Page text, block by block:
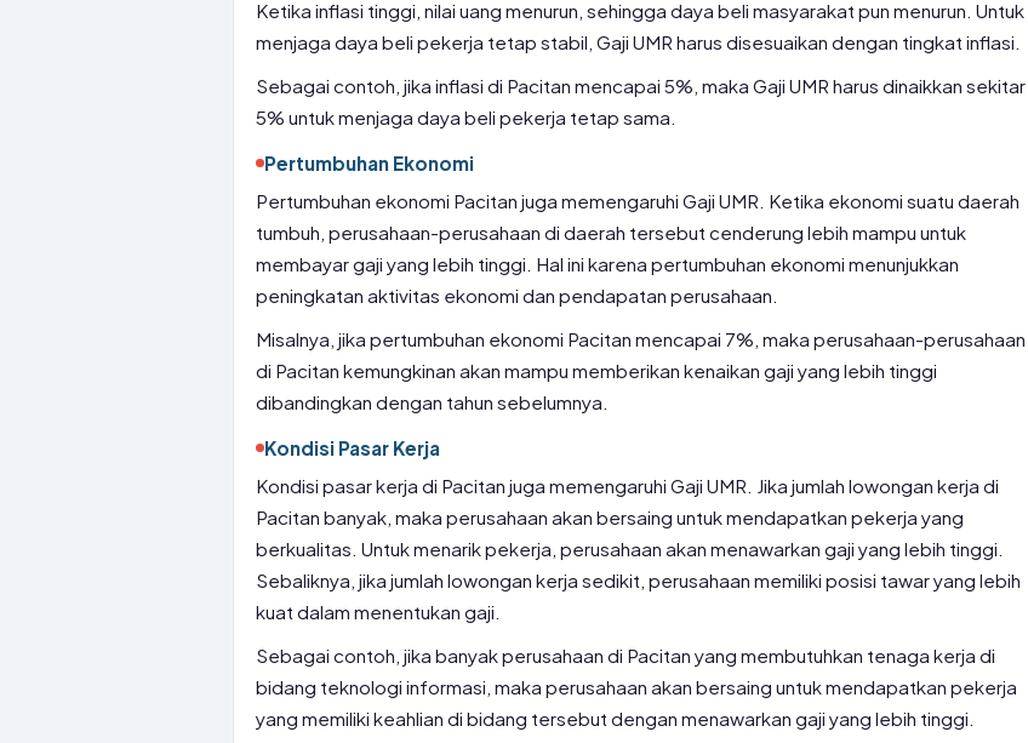
Ketika inflasi tinggi, nilai uang menurun, sehingga daya beli masyarakat pun menurun. Untuk
menjaga daya beli pekerja tetap stabil, Gaji UMR harus disesuaikan dengan tingkat inflasi.
Sebagai contoh, jika inflasi di Pacitan mencapai 5%, maka Gaji UMR harus dinaikkan sekitar
5% untuk menjaga daya beli pekerja tetap sama.
Pertumbuhan Ekonomi
Pertumbuhan ekonomi Pacitan juga memengaruhi Gaji UMR. Ketika ekonomi suatu daerah
tumbuh, perusahaan-perusahaan di daerah tersebut cenderung lebih mampu untuk
membayar gaji yang lebih tinggi. Hal ini karena pertumbuhan ekonomi menunjukkan
peningkatan aktivitas ekonomi dan pendapatan perusahaan.
Misalnya, jika pertumbuhan ekonomi Pacitan mencapai 7%, maka perusahaan-perusahaan
di Pacitan kemungkinan akan mampu memberikan kenaikan gaji yang lebih tinggi
dibandingkan dengan tahun sebelumnya.
Kondisi Pasar Kerja
Kondisi pasar kerja di Pacitan juga memengaruhi Gaji UMR. Jika jumlah lowongan kerja di
Pacitan banyak, maka perusahaan akan bersaing untuk mendapatkan pekerja yang
berkualitas. Untuk menarik pekerja, perusahaan akan menawarkan gaji yang lebih tinggi.
Sebaliknya, jika jumlah lowongan kerja sedikit, perusahaan memiliki posisi tawar yang lebih
kuat dalam menentukan gaji.
Sebagai contoh, jika banyak perusahaan di Pacitan yang membutuhkan tenaga kerja di
bidang teknologi informasi, maka perusahaan akan bersaing untuk mendapatkan pekerja
yang memiliki keahlian di bidang tersebut dengan menawarkan gaji yang lebih tinggi.